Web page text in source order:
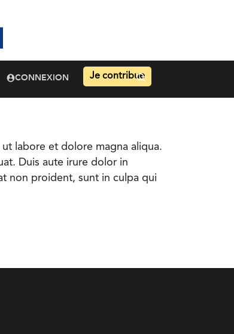
CONNEXION Je contribue
labore et dolore magna aliqua.
Duis aute irure dolor in
non proident, sunt in culpa qui